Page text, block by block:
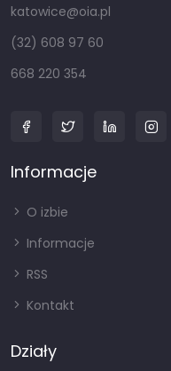
katowice@oia.pl
(32) 608 97 60
668 220 354
Informacje
O izbie
Informacje
RSS
Kontakt
Działy